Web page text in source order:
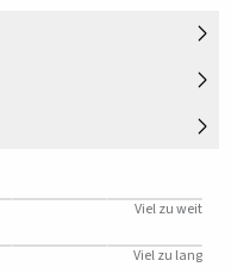
Viel zu weit
Viel zu lang